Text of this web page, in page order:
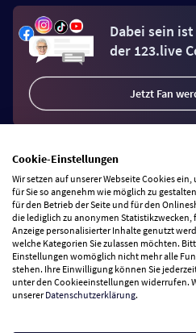
Dabei sein
der 123.live
Jetzt Fan
Vertrag widerrufen
Zahlungsarten
Wir versenden mit
Cookie-Einstellungen
Wir setzen auf unserer Webseite Cookies
für Sie so angenehm wie möglich zu
für den Betrieb der Seite und für den
die lediglich zu anonymen
Anzeige personalisierter Inhalte genutzt
welche Kategorien Sie zulassen möchten.
Einstellungen womöglich nicht mehr alle
stehen. Ihre Einwilligung können Sie
unter den Cookieeinstellungen widerrufen.
unsererDatenschutzerklärung.